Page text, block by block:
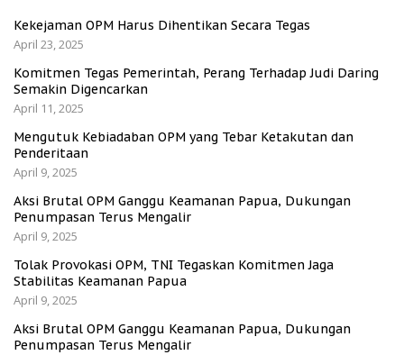
Kekejaman OPM Harus Dihentikan Secara Tegas
April 23, 2025
Komitmen Tegas Pemerintah, Perang Terhadap Judi Daring
Semakin Digencarkan
April 11, 2025
Mengutuk Kebiadaban OPM yang Tebar Ketakutan dan
Penderitaan
April 9, 2025
Aksi Brutal OPM Ganggu Keamanan Papua, Dukungan
Penumpasan Terus Mengalir
April 9, 2025
Tolak Provokasi OPM, TNI Tegaskan Komitmen Jaga
Stabilitas Keamanan Papua
April 9, 2025
Aksi Brutal OPM Ganggu Keamanan Papua, Dukungan
Penumpasan Terus Mengalir